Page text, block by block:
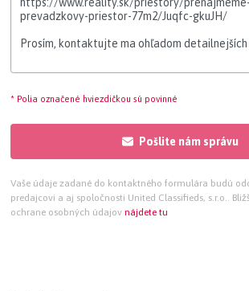
* Polia označené hviezdičkou sú povinné
Pošlite nám správu
Vaše údaje zadané do kontaktného formulára budú
predajcovi a aj spoločnosti United Classifieds, s.r.o..
ochrane osobných údajov nájdete tu